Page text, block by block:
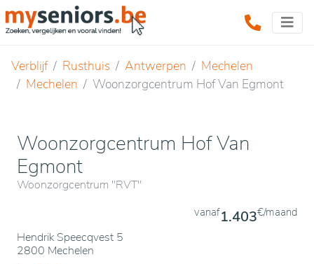
Verblijf Rusthuis Antwerpen
Mechelen
Mechelen
Woonzorgcentrum Hof Van Egmont
Woonzorgcentrum Hof Van
Egmont
Woonzorgcentrum "RVT"
Hendrik Speecqvest 5
2800 Mechelen
vanaf1.403€/maand